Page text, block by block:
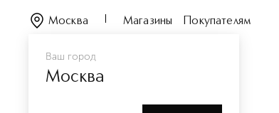
Ваш город
Москва
Москва Магазины Покупателям